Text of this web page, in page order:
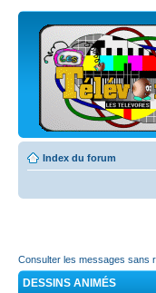
Index du forum
Consulter les messages sans
DESSINS ANIMÉS